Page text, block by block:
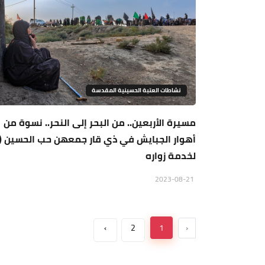
نشاطات العتبة الحسينية المقدسة
مسيرة الأربعين.. من البحر إلى النحر.. نسوة من
أهوار الجبايش في ذي قار جمعهن حب الحسين
لخدمة زواره
‹
1
2
›